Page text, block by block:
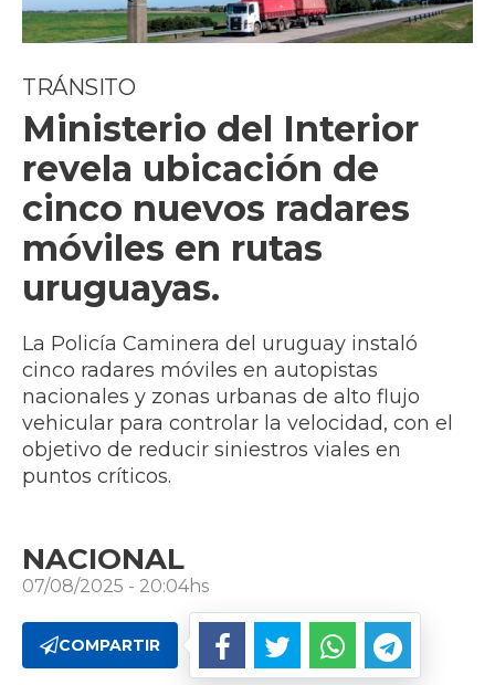
TRÁNSITO
Ministerio del Interior
revela ubicación de
cinco nuevos radares
móviles en rutas
uruguayas.
La Policía Caminera del uruguay instaló
cinco radares móviles en autopistas
nacionales y zonas urbanas de alto flujo
vehicular para controlar la velocidad, con el
objetivo de reducir siniestros viales en
puntos críticos.
NACIONAL
07/08/2025 - 20:04hs
COMPARTIR